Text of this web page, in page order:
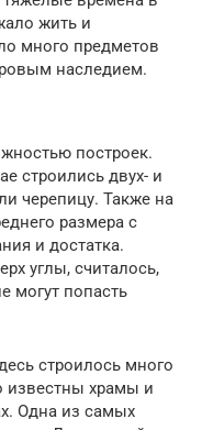
жить и
много предметов
наследием.
построек.
строились двух- и
черепицу. Также на
размера с
и достатка.
углы, считалось,
могут попасть
строилось много
известны храмы и
Одна из самых